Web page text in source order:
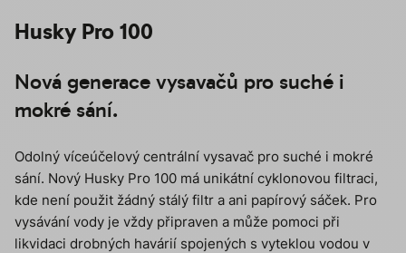
Husky Pro 100
Nová generace vysavačů pro suché i
mokré sání.
Odolný víceúčelový centrální vysavač pro suché i mokré
sání. Nový Husky Pro 100 má unikátní cyklonovou filtraci,
kde není použit žádný stálý filtr a ani papírový sáček. Pro
vysávání vody je vždy připraven a může pomoci při
likvidaci drobných havárií spojených s vyteklou vodou v